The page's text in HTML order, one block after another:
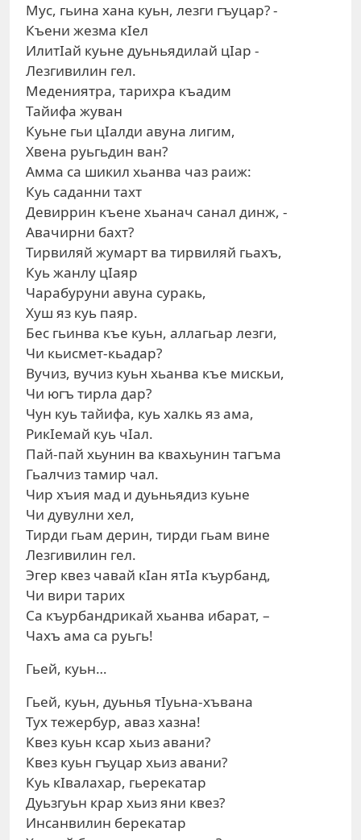
Мус, гьина хана куьн, лезги гъуцар? -
Къени жезма кIел
ИлитIай куьне дуьньядилай цIар -
Лезгивилин гел.
Медениятра, тарихра къадим
Тайифа жуван
Куьне гьи цIалди авуна лигим,
Хвена руьгьдин ван?
Амма са шикил хьанва чаз раиж:
Куь саданни тахт
Девиррин къене хьанач санал динж, -
Авачирни бахт?
Тирвиляй жумарт ва тирвиляй гьахъ,
Куь жанлу цIаяр
Чарабуруни авуна суракь,
Хуш яз куь паяр.
Бес гьинва къе куьн, аллагьар лезги,
Чи кьисмет-кьадар?
Вучиз, вучиз куьн хьанва къе мискьи,
Чи югъ тирла дар?
Чун куь тайифа, куь халкь яз ама,
РикIемай куь чIал.
Пай-пай хьунин ва квахьунин тагъма
Гьалчиз тамир чал.
Чир хъия мад и дуьньядиз куьне
Чи дувулни хел,
Тирди гьам дерин, тирди гьам вине
Лезгивилин гел.
Эгер квез чавай кIан ятIа къурбанд,
Чи вири тарих
Са къурбандрикай хьанва ибарат, –
Чахъ ама са руьгь!
Гьей, куьн…
Гьей, куьн, дуьнья тIуьна-хъвана
Тух тежербур, аваз хазна!
Квез куьн ксар хьиз авани?
Квез куьн гъуцар хьиз авани?
Куь кIвалахар, гьерекатар
Дуьзгуьн крар хьиз яни квез?
Инсанвилин берекатар